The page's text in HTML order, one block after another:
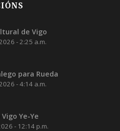
de Vigo
- 2:25 a.m.
para Rueda
- 4:14 a.m.
Ye-Ye
- 12:14 p.m.